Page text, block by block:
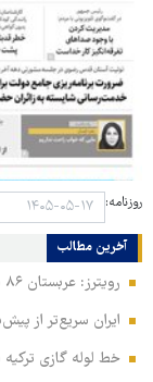
روزنامه:
آخرین مطالب
رویترز: عربستان ۸۶ درصد از موشک‌های پاتریوت خود را استفاده کرده است
ایران سریع‌تر از
خط لوله گازی ترکیه